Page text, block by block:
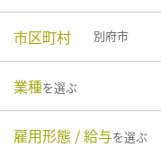
市区町村 別府市
業種を選ぶ
雇用形態 / 給与を選ぶ